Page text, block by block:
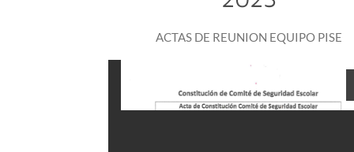
ACTAS DE REUNION EQUIPO PISE